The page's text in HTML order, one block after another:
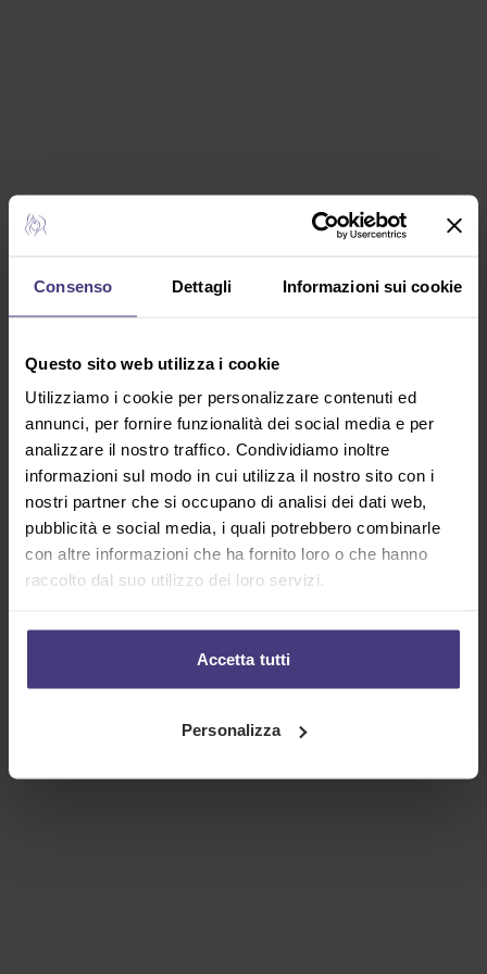
Consenso Dettagli Informazioni sui cookie
Questo sito web utilizza i cookie
Utilizziamo i cookie per personalizzare contenuti ed
annunci, per fornire funzionalità dei social media e per
analizzare il nostro traffico. Condividiamo inoltre
informazioni sul modo in cui utilizza il nostro sito con i
nostri partner che si occupano di analisi dei dati web,
pubblicità e social media, i quali potrebbero combinarle
con altre informazioni che ha fornito loro o che hanno
raccolto dal suo utilizzo dei loro servizi.
Accetta tutti
Personalizza